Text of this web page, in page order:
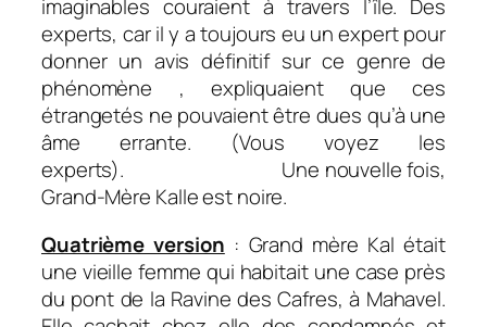
imaginables couraient à travers l’île. Des
experts, car il y a toujours eu un expert pour
donner un avis définitif sur ce genre de
phénomène , expliquaient que ces
étrangetés ne pouvaient être dues qu’à une
âme errante. (Vous voyez les
experts). Une nouvelle fois,
Grand-Mère Kalle est noire.
Quatrième version : Grand mère Kal était
une vieille femme qui habitait une case près
du pont de la Ravine des Cafres, à Mahavel.